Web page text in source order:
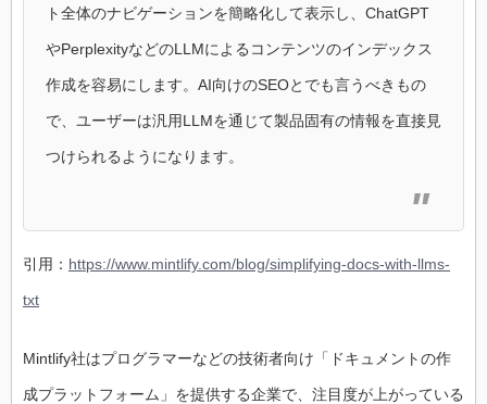
ト全体のナビゲーションを簡略化して表示し、ChatGPT
やPerplexityなどのLLMによるコンテンツのインデックス
作成を容易にします。AI向けのSEOとでも言うべきもの
で、ユーザーは汎用LLMを通じて製品固有の情報を直接見
つけられるようになります。
引用： https://www.mintlify.com/blog/simplifying-docs-with-llms-
txt
Mintlify社はプログラマーなどの技術者向け「ドキュメントの作
成プラットフォーム」を提供する企業で、注目度が上がっている